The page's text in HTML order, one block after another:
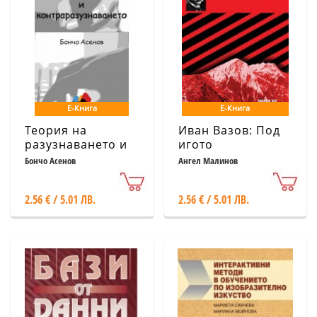
Е-Книга
Теория на
разузнаването и
контраразузнаването
Бончо Асенов
2.56 € / 5.01 ЛВ.
Е-Книга
Иван Вазов: Под
игото
Ангел Малинов
2.56 € / 5.01 ЛВ.